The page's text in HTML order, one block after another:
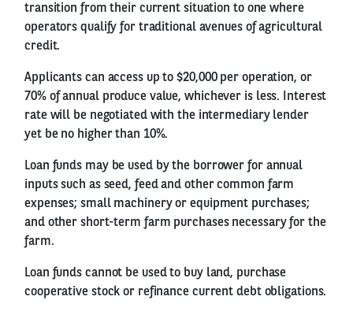
transition from their current situation to one where
operators qualify for traditional avenues of agricultural
credit.
Applicants can access up to $20,000 per operation, or
70% of annual produce value, whichever is less. Interest
rate will be negotiated with the intermediary lender
yet be no higher than 10%.
Loan funds may be used by the borrower for annual
inputs such as seed, feed and other common farm
expenses; small machinery or equipment purchases;
and other short-term farm purchases necessary for the
farm.
Loan funds cannot be used to buy land, purchase
cooperative stock or refinance current debt obligations.